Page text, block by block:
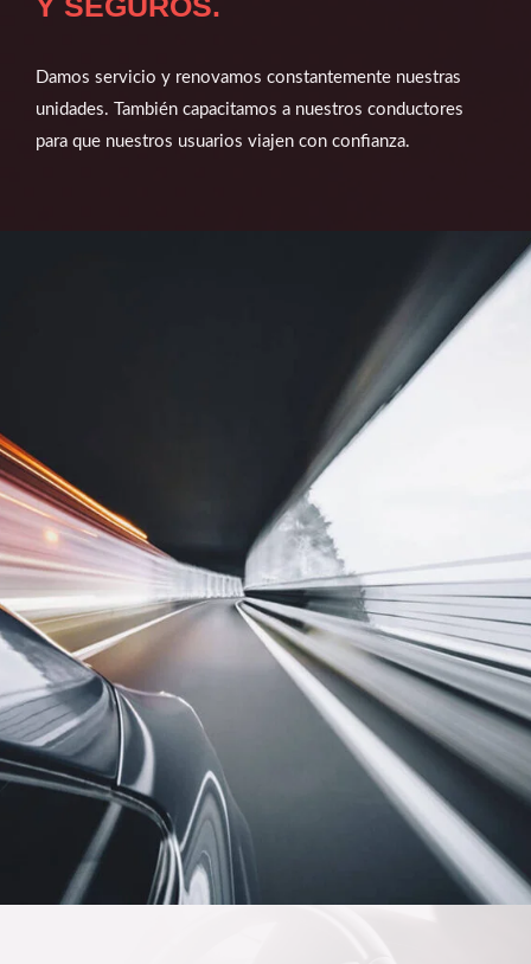
Damos servicio y renovamos constantemente nuestras
unidades. También capacitamos a nuestros conductores
para que nuestros usuarios viajen con confianza.